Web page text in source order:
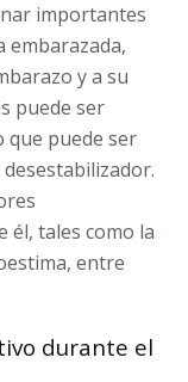
importantes
embarazada,
y a su
puede ser
puede ser
tales como la
entre
durante el